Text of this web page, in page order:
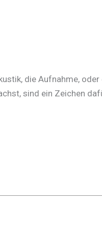
die Aufnahme,
sind ein Zeichen